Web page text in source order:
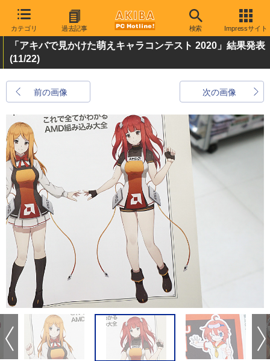
カテゴリ 過去記事 検索 Impressサイト
「アキバで見かけた萌えキャラコンテスト 2020」結果発表
(11/22)
前の画像 次の画像